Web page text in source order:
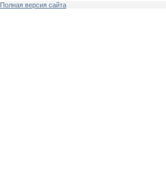
Полная версия сайта